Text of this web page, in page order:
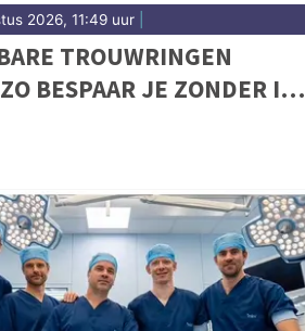
2026, 11:49 uur
TROUWRINGEN
BESPAAR JE ZONDER IN